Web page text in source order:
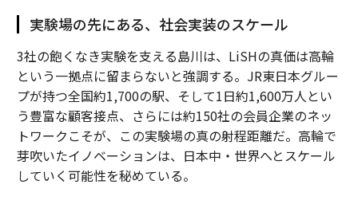
実験場の先にある、社会実装のスケール
3社の飽くなき実験を支える島川は、LiSHの真価は高輪
という一拠点に留まらないと強調する。JR東日本グルー
プが持つ全国約1,700の駅、そして1日約1,600万人とい
う豊富な顧客接点、さらには約150社の会員企業のネッ
トワークこそが、この実験場の真の射程距離だ。高輪で
芽吹いたイノベーションは、日本中・世界へとスケール
していく可能性を秘めている。